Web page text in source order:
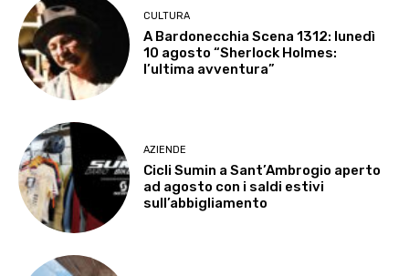
CULTURA
A Bardonecchia Scena 1312: lunedì
10 agosto “Sherlock Holmes:
l’ultima avventura”
AZIENDE
Cicli Sumin a Sant’Ambrogio aperto
ad agosto con i saldi estivi
sull’abbigliamento